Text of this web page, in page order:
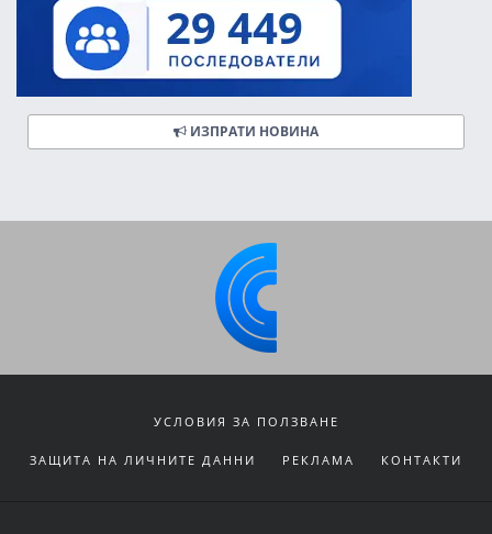
ИЗПРАТИ НОВИНА
УСЛОВИЯ ЗА ПОЛЗВАНЕ
ЗАЩИТА НА ЛИЧНИТЕ ДАННИ РЕКЛАМА КОНТАКТИ